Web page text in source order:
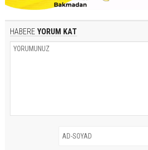
HABERE YORUM KAT